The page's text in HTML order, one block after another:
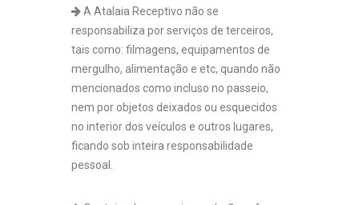
A Atalaia Receptivo não se
responsabiliza por serviços de terceiros,
tais como: filmagens, equipamentos de
mergulho, alimentação e etc, quando não
mencionados como incluso no passeio,
nem por objetos deixados ou esquecidos
no interior dos veículos e outros lugares,
ficando sob inteira responsabilidade
pessoal.